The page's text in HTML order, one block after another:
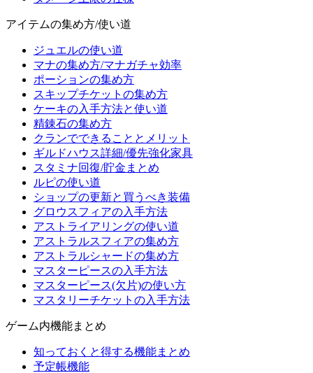
アイテムの集め方/使い道
ジュエルの使い道
マナの集め方/マナガチャ効率
ポーションの集め方
スキップチケットの集め方
ケーキの入手方法と使い道
精錬石の集め方
クランでできることとメリット
ギルドハウス詳細/優先強化家具
スタミナ回復/貯金まとめ
ルピの使い道
ショップの更新と買うべき装備
グロウスフィアの入手方法
アストライアリングの使い道
アストラルスフィアの集め方
アストラルシャードの集め方
マスターピースの入手方法
マスターピース(欠片)の使い方
マスタリーチケットの入手方法
ゲーム内機能まとめ
知っておくと得する機能まとめ
予定帳機能